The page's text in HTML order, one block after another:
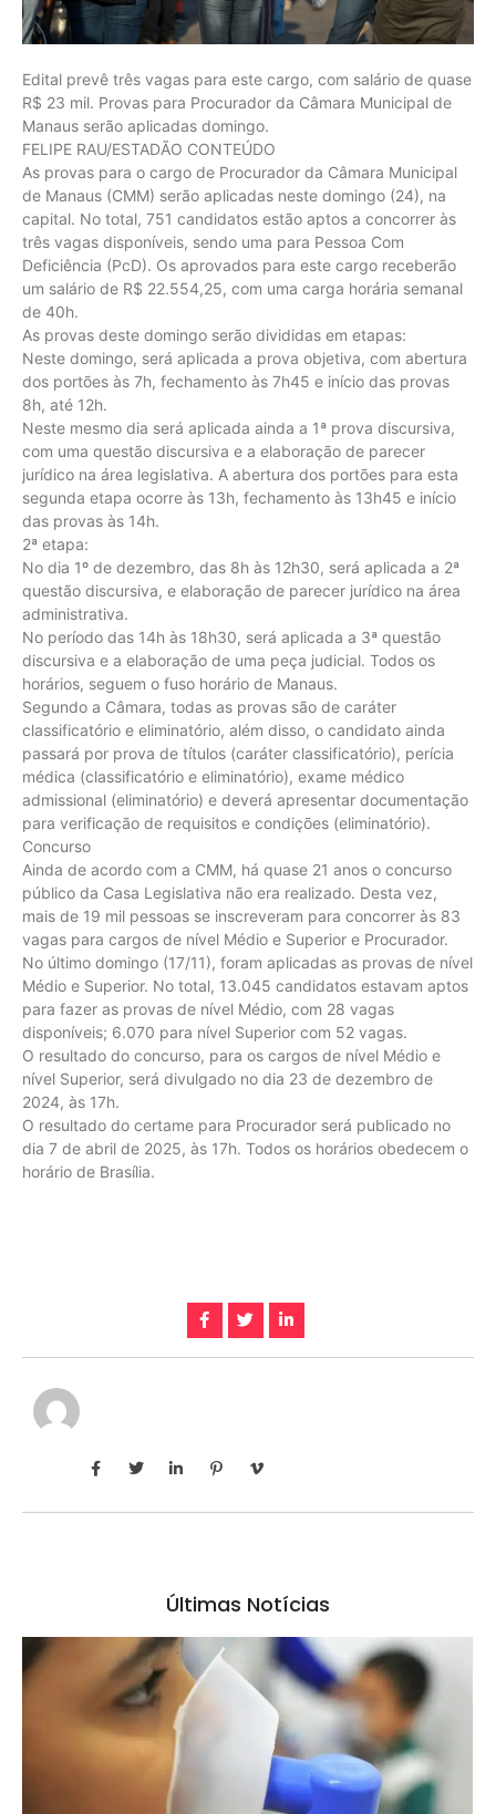
Edital prevê três vagas para este cargo, com salário de quase
R$ 23 mil. Provas para Procurador da Câmara Municipal de
Manaus serão aplicadas domingo.
FELIPE RAU/ESTADÃO CONTEÚDO
As provas para o cargo de Procurador da Câmara Municipal
de Manaus (CMM) serão aplicadas neste domingo (24), na
capital. No total, 751 candidatos estão aptos a concorrer às
três vagas disponíveis, sendo uma para Pessoa Com
Deficiência (PcD). Os aprovados para este cargo receberão
um salário de R$ 22.554,25, com uma carga horária semanal
de 40h.
As provas deste domingo serão divididas em etapas:
Neste domingo, será aplicada a prova objetiva, com abertura
dos portões às 7h, fechamento às 7h45 e início das provas
8h, até 12h.
Neste mesmo dia será aplicada ainda a 1ª prova discursiva,
com uma questão discursiva e a elaboração de parecer
jurídico na área legislativa. A abertura dos portões para esta
segunda etapa ocorre às 13h, fechamento às 13h45 e início
das provas às 14h.
2ª etapa:
No dia 1º de dezembro, das 8h às 12h30, será aplicada a 2ª
questão discursiva, e elaboração de parecer jurídico na área
administrativa.
No período das 14h às 18h30, será aplicada a 3ª questão
discursiva e a elaboração de uma peça judicial. Todos os
horários, seguem o fuso horário de Manaus.
Segundo a Câmara, todas as provas são de caráter
classificatório e eliminatório, além disso, o candidato ainda
passará por prova de títulos (caráter classificatório), perícia
médica (classificatório e eliminatório), exame médico
admissional (eliminatório) e deverá apresentar documentação
para verificação de requisitos e condições (eliminatório).
Concurso
Ainda de acordo com a CMM, há quase 21 anos o concurso
público da Casa Legislativa não era realizado. Desta vez,
mais de 19 mil pessoas se inscreveram para concorrer às 83
vagas para cargos de nível Médio e Superior e Procurador.
No último domingo (17/11), foram aplicadas as provas de nível
Médio e Superior. No total, 13.045 candidatos estavam aptos
para fazer as provas de nível Médio, com 28 vagas
disponíveis; 6.070 para nível Superior com 52 vagas.
O resultado do concurso, para os cargos de nível Médio e
nível Superior, será divulgado no dia 23 de dezembro de
2024, às 17h.
O resultado do certame para Procurador será publicado no
dia 7 de abril de 2025, às 17h. Todos os horários obedecem o
horário de Brasília.
Últimas Notícias